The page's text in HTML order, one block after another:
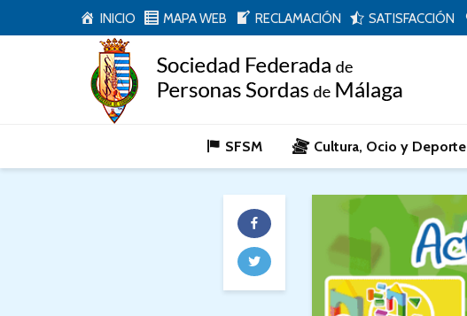
INICIO MAPA WEB RECLAMACIÓN SATISFACCIÓN
SFSM Cultura, Ocio y Deporte